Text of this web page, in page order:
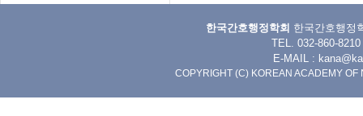
한국간호행정학회 한국간호행정
TEL. 032-860-
E-MAIL :
COPYRIGHT (C) KOREAN ACADEMY